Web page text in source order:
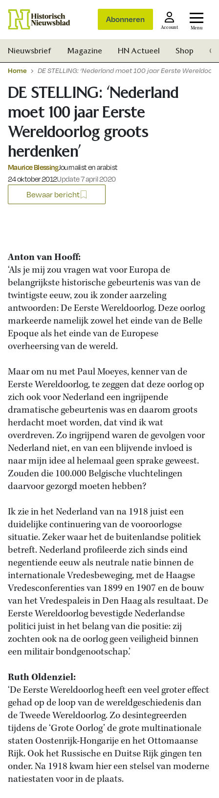
Abonneren
Account Menu
Nieuwsbrief Magazine HN Actueel Shop
Home DE STELLING: ‘Nederland moet 100 jaar Eerste
DE STELLING: ‘Nederland
moet 100 jaar Eerste
Wereldoorlog groots
herdenken’
Maurice BlessingJournalist en arabist
Gepubliceerd op:
24 oktober 2012Update 7 april 2020
Bewaar bericht
Anton van Hooff:
‘Als je mij zou vragen wat voor Europa de
belangrijkste historische gebeurtenis was van de
twintigste eeuw, zou ik zonder aarzeling
antwoorden: De Eerste Wereldoorlog. Deze oorlog
markeerde namelijk zowel het einde van de Belle
Epoque als het einde van de Europese
overheersing van de wereld.
Maar om nu met Paul Moeyes, kenner van de
Eerste Wereldoorlog, te zeggen dat deze oorlog op
zich ook voor Nederland een ingrijpende
dramatische gebeurtenis was en daarom groots
herdacht moet worden, dat vind ik wat
overdreven. Zo ingrijpend waren de gevolgen voor
Nederland niet, en van een blijvende invloed is
naar mijn idee al helemaal geen sprake geweest.
Zouden die 100.000 Belgische vluchtelingen
daarvoor gezorgd moeten hebben?
Ik zie in het Nederland van na 1918 juist een
duidelijke continuering van de vooroorlogse
situatie. Zeker waar het de buitenlandse politiek
betreft. Nederland profileerde zich sinds eind
negentiende eeuw als neutrale natie binnen de
internationale Vredesbeweging, met de Haagse
Vredesconferenties van 1899 en 1907 en de bouw
van het Vredespaleis in Den Haag als resultaat. De
Eerste Wereldoorlog bevestigde Nederlandse
politici juist in het belang van die positie: zij
zochten ook na de oorlog geen veiligheid binnen
een militair bondgenootschap.’
Ruth Oldenziel:
‘De Eerste Wereldoorlog heeft een veel groter effect
gehad op de loop van de wereldgeschiedenis dan
de Tweede Wereldoorlog. Zo desintegreerden
tijdens de ‘Grote Oorlog’ de grote multinationale
staten Oostenrijk-Hongarije en het Ottomaanse
Rijk. Ook het Russische en Duitse Rijk gingen ten
onder. Na 1918 kwam hier een stelsel van moderne
natiestaten voor in de plaats.